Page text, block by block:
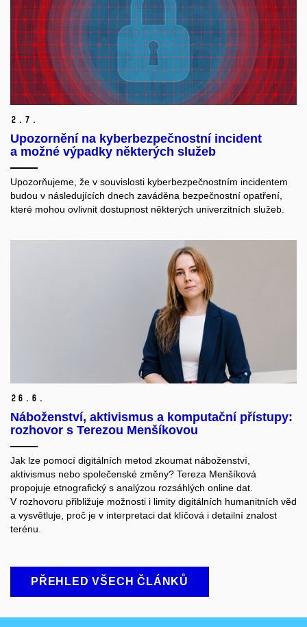
2. 7.
Upozornění na kyberbezpečnostní incident
a možné výpadky některých služeb
Upozorňujeme, že v souvislosti kyberbezpečnostním incidentem
budou v následujících dnech zaváděna bezpečnostní opatření,
které mohou ovlivnit dostupnost některých univerzitních služeb.
26. 6.
Náboženství, aktivismus a komputační přístupy:
rozhovor s Terezou Menšíkovou
Jak lze pomocí digitálních metod zkoumat náboženství,
aktivismus nebo společenské změny? Tereza Menšíková
propojuje etnografický s analýzou rozsáhlých online dat.
V rozhovoru přibližuje možnosti i limity digitálních humanitních věd
a vysvětluje, proč je v interpretaci dat klíčová i detailní znalost
terénu.
PŘEHLED VŠECH ČLÁNKŮ